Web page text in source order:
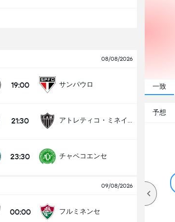
08/08/2026
19:00 サンパウロ
21:30
23:30 チャペコエンセ
09/08/2026
00:00 フルミネンセ
一致
予想